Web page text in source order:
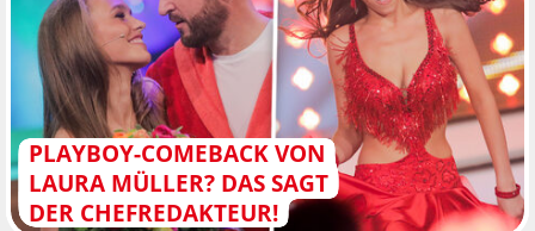
PLAYBOY-COMEBACK VON
LAURA MÜLLER? DAS SAGT
DER CHEFREDAKTEUR!